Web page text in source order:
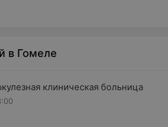
в Гомеле
клиническая больница